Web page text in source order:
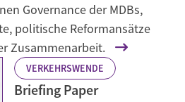
Governance der MDBs,
politische Reformansätze
Zusammenarbeit.
VERKEHRSWENDE
Briefing Paper